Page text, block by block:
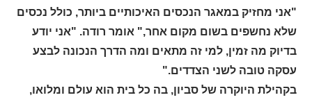
"אני מחזיק במאגר הנכסים האיכותיים ביותר, כולל נכסים
שלא נחשפים בשום מקום אחר," אומר רודה. "אני יודע
בדיוק מה זמין, למי זה מתאים ומה הדרך הנכונה לבצע
עסקה טובה לשני הצדדים."
בקהילת היוקרה של סביון, בה כל בית הוא עולם ומלואו,